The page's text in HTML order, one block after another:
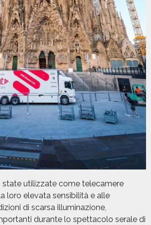
state utilizzate come telecamere
loro elevata sensibilità e alle
di scarsa illuminazione,
durante lo spettacolo serale di